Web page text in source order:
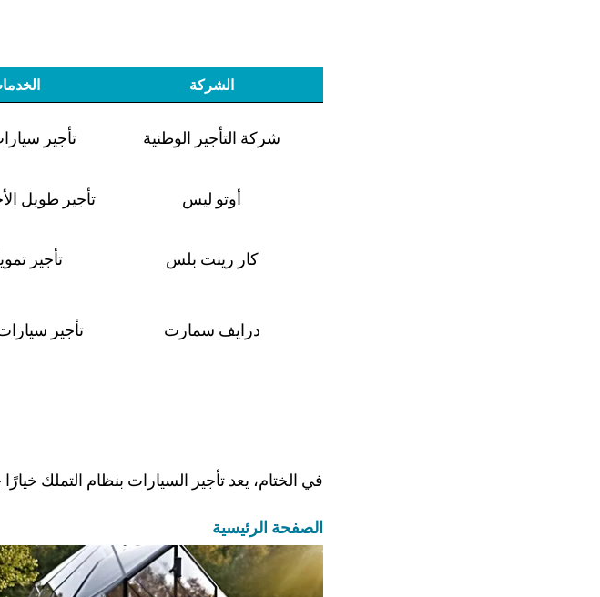
الشركة
شركة التأجير الوطنية تأجير
أوتو ليس تأجير طويل
كار رينت بلس تأجير
درايف سمارت تأجير
في الختام، يعد تأجير السيارات بنظام التملك
الصفحة الرئيسية